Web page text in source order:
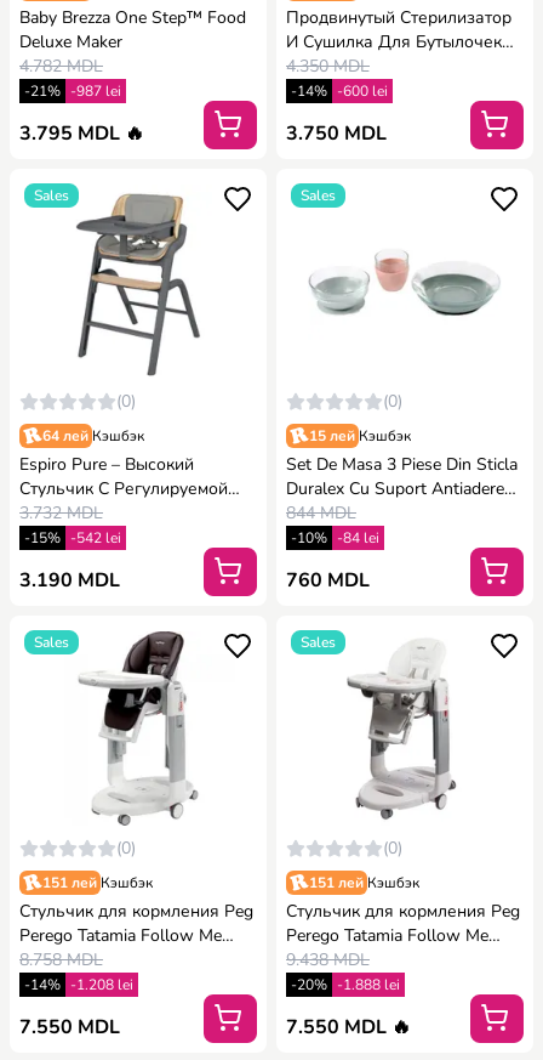
Baby Brezza One Step™ Food
Deluxe Maker
4.782 MDL
-21% -987 lei
3.795 MDL 🔥
Продвинутый Стерилизатор
И Сушилка Для Бутылочек
Babybrezza
4.350 MDL
-14% -600 lei
3.750 MDL
Sales
(0)
64 лей Кэшбэк
Espiro Pure – Высокий
Стульчик С Регулируемой
Подставкой Для Ног –
Graphite
3.732 MDL
-15% -542 lei
3.190 MDL
Sales
(0)
15 лей Кэшбэк
Set De Masa 3 Piese Din Sticla
Duralex Cu Suport Antiaderent
- Eucalyptus
844 MDL
-10% -84 lei
760 MDL
Sales
(0)
151 лей Кэшбэк
Стульчик для кормления Peg
Perego Tatamia Follow Me
Cacao
8.758 MDL
-14% -1.208 lei
7.550 MDL
Sales
(0)
151 лей Кэшбэк
Стульчик для кормления Peg
Perego Tatamia Follow Me
Latte
9.438 MDL
-20% -1.888 lei
7.550 MDL 🔥